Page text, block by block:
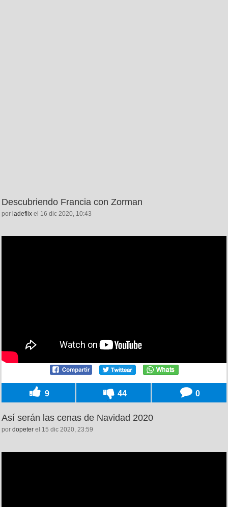
Descubriendo Francia con Zorman
por ladeflix el 16 dic 2020, 10:43
9 44 0
Así serán las cenas de Navidad 2020
por dopeter el 15 dic 2020, 23:59